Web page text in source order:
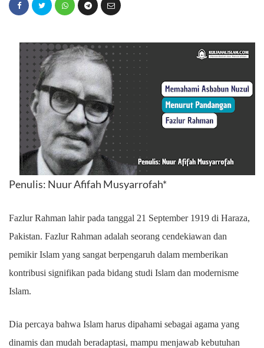
Penulis: Nuur Afifah Musyarrofah*
Fazlur Rahman lahir pada tanggal 21 September 1919 di Haraza,
Pakistan. Fazlur Rahman adalah seorang cendekiawan dan
pemikir Islam yang sangat berpengaruh dalam memberikan
kontribusi signifikan pada bidang studi Islam dan modernisme
Islam.
Dia percaya bahwa Islam harus dipahami sebagai agama yang
dinamis dan mudah beradaptasi, mampu menjawab kebutuhan